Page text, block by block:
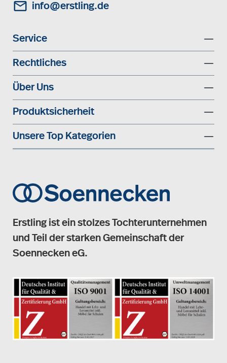
info@erstling.de
Service
Rechtliches
Über Uns
Produktsicherheit
Unsere Top Kategorien
Erstling ist ein stolzes Tochterunternehmen
und Teil der starken Gemeinschaft der
Soennecken eG.